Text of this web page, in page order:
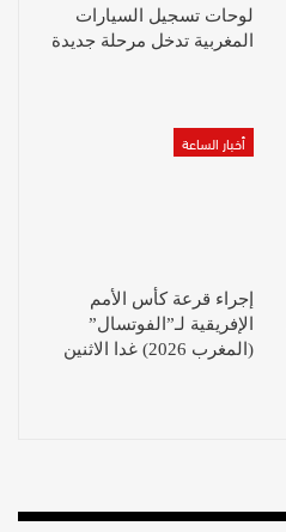
لوحات تسجيل السيارات
المغربية تدخل مرحلة جديدة
أخبار الساعة
إجراء قرعة كأس الأمم
الإفريقية لـ”الفوتسال”
(المغرب 2026) غدا الاثنين